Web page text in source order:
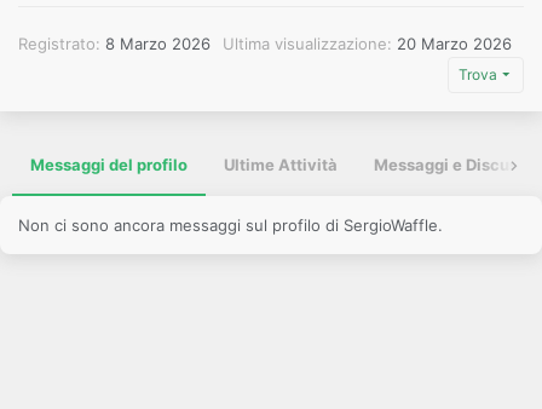
Registrato 8 Marzo 2026 Ultima visualizzazione 20 Marzo 2026
Trova
Messaggi del profilo Ultime Attività Messaggi e
Non ci sono ancora messaggi sul profilo di SergioWaffle.